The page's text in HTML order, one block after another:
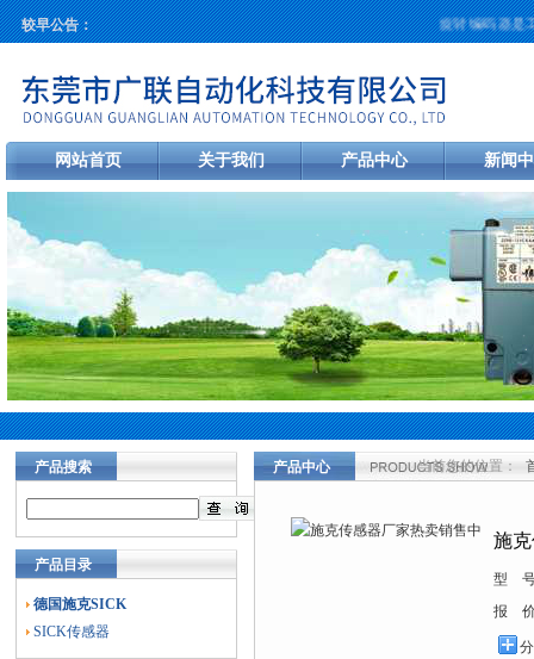
较早公告： 旋转编码器是工
网站首页 关于我们 产品中心 新闻
产品搜索
产品目录
德国施克SICK
SICK传感器
产品中心 当前您的位置：
施
型
报